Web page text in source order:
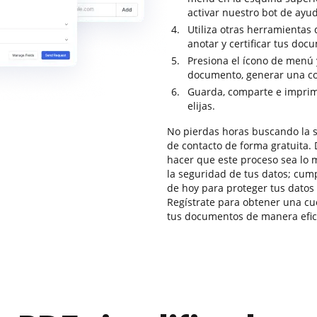
activar nuestro bot de
Utiliza otras herramientas
anotar y certificar tus
Presiona el ícono de
documento, generar una
Guarda, comparte e
elijas.
No pierdas horas buscando la
de contacto de forma gratuita.
hacer que este proceso sea
la seguridad de tus datos;
de hoy para proteger tus
Regístrate para obtener una
tus documentos de manera